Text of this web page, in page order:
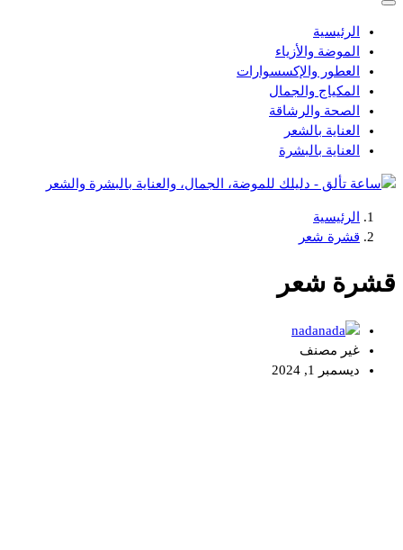
الرئيسية
الموضة والأزياء
العطور والإكسسوارات
المكياج والجمال
الصحة والرشاقة
العناية بالشعر
العناية بالبشرة
دليلك للموضة، الجمال، والعناية بالبشرة والشعر
الرئيسية
قشرة شعر
قشرة شعر
nada
غير مصنف
ديسمبر 1, 2024